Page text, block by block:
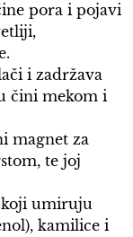
pora i pojavi
i zadržava
čini mekom i
magnet za
te joj
koji umiruju
kamilice i